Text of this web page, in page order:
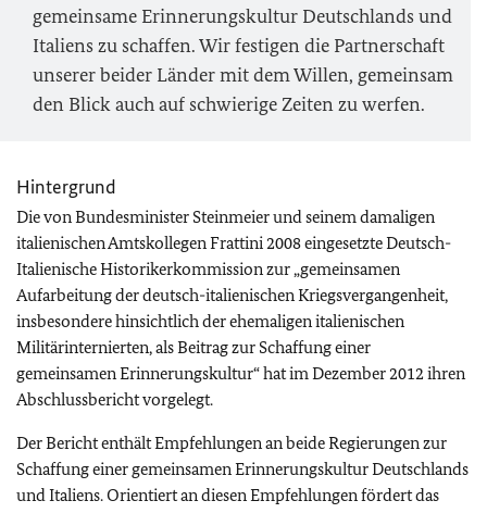
gemeinsame Erinnerungskultur Deutschlands und
Italiens zu schaffen. Wir festigen die Partnerschaft
unserer beider Länder mit dem Willen, gemeinsam
den Blick auch auf schwierige Zeiten zu werfen.
Hintergrund
Die von Bundesminister Steinmeier und seinem damaligen
italienischen Amtskollegen Frattini 2008 eingesetzte Deutsch-
Italienische Historikerkommission zur „gemeinsamen
Aufarbeitung der deutsch-italienischen Kriegsvergangenheit,
insbesondere hinsichtlich der ehemaligen italienischen
Militärinternierten, als Beitrag zur Schaffung einer
gemeinsamen Erinnerungskultur“ hat im Dezember 2012 ihren
Abschlussbericht vorgelegt.
Der Bericht enthält Empfehlungen an beide Regierungen zur
Schaffung einer gemeinsamen Erinnerungskultur Deutschlands
und Italiens. Orientiert an diesen Empfehlungen fördert das